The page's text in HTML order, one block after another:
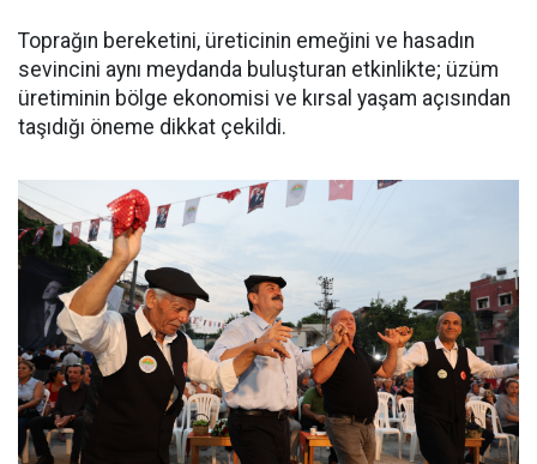
Toprağın bereketini, üreticinin emeğini ve hasadın
sevincini aynı meydanda buluşturan etkinlikte; üzüm
üretiminin bölge ekonomisi ve kırsal yaşam açısından
taşıdığı öneme dikkat çekildi.